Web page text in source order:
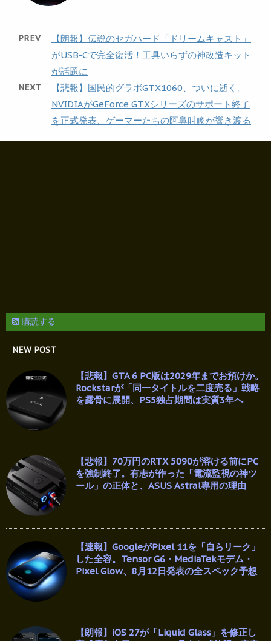
PREV
【朗報】伝説のセガハード「ドリームキャスト」
がUSB-Cで完全復活！工具いらずの神改造キット
が話題に
NEXT
【悲報】国民的グラボGTX1060、ついに逝く。
NVIDIAがGeForce GTXシリーズのサポート終了
を正式発表、ゲーマーたちの阿鼻叫喚が響き渡る
購読する
NEW POST
【悲報】GTA 6 PC版は2029年までお預けか。
Rockstarが「同一タイトルを二度売る」戦略
を露骨に展開、PS5独占期間は実質3年へ
【悲報】70万円のRTX 5090が溶ける前にPC
を強制終了。有志が作った「電流監視の神ツ
ール」の正体と、ASUS Astral専用の理由
【速報】GoogleがPixel 11を「自らリーク」
した全容。Tensor G6・MediaTekモデム・
Pixel Glow、8月12日発表の全スペック予想
【朗報】iOS 27が「Liquid Glass」を修正し